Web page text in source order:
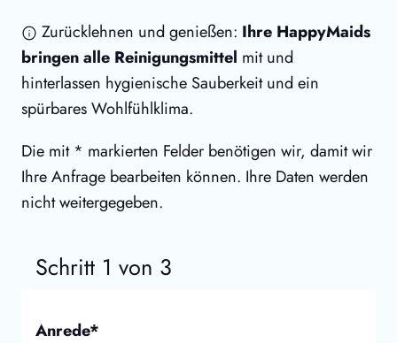
Zurücklehnen und genießen: Ihre HappyMaids
bringen alle Reinigungsmittel mit und
hinterlassen hygienische Sauberkeit und ein
spürbares Wohlfühlklima.
Die mit * markierten Felder benötigen wir, damit wir
Ihre Anfrage bearbeiten können. Ihre Daten werden
nicht weitergegeben.
Schritt 1 von 3
Anrede*